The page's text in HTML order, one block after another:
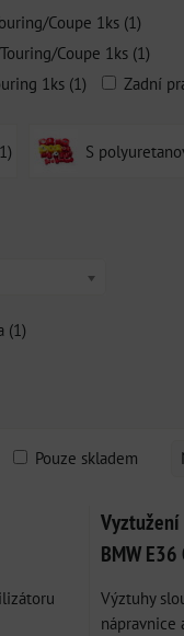
Coupe 1ks (1)
Coupe 1ks (1)
1ks (1)
Zadní
S
(1)
Pouze skladem
Vyztužení
BMW E36
Výztuhy
nápravnice